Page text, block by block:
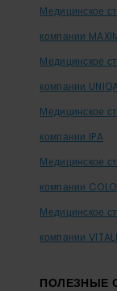
Медицинское
компании
Медицинское
компании
Медицинское
компании IPA
Медицинское
компании
Медицинское
компании
ПОЛЕЗНЫЕ